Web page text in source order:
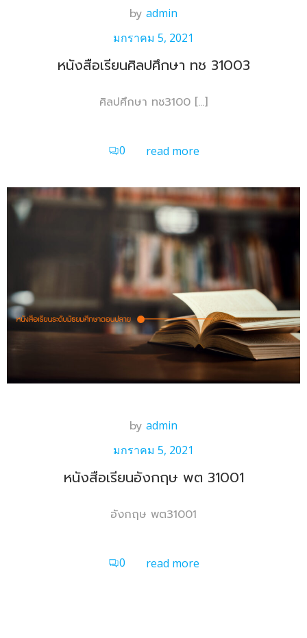
by admin
มกราคม 5, 2021
หนังสือเรียนศิลปศึกษา ทช 31003
ศิลปศึกษา ทช3100 […]
0 read more
by admin
มกราคม 5, 2021
หนังสือเรียนอังกฤษ พต 31001
อังกฤษ พต31001
0 read more